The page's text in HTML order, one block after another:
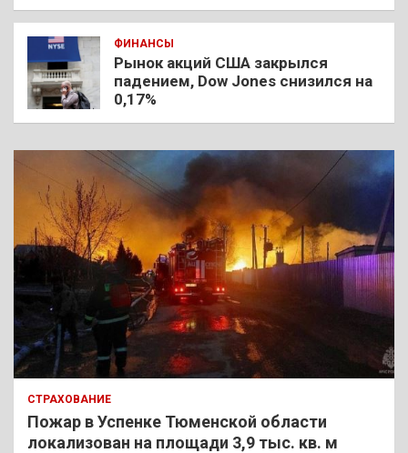
ФИНАНСЫ
Рынок акций США закрылся
падением, Dow Jones снизился на
0,17%
СТРАХОВАНИЕ
Пожар в Успенке Тюменской области
локализован на площади 3,9 тыс. кв. м